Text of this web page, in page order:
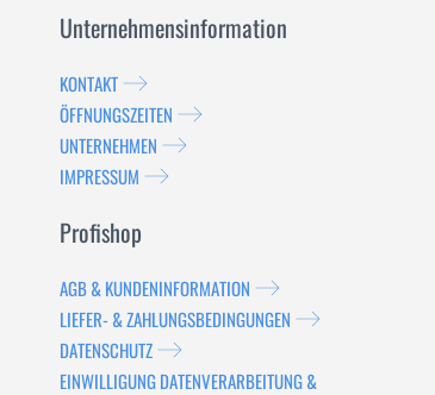
Unternehmensinformation
KONTAKT
ÖFFNUNGSZEITEN
UNTERNEHMEN
IMPRESSUM
Profishop
AGB & KUNDENINFORMATION
LIEFER- & ZAHLUNGSBEDINGUNGEN
DATENSCHUTZ
EINWILLIGUNG DATENVERARBEITUNG &